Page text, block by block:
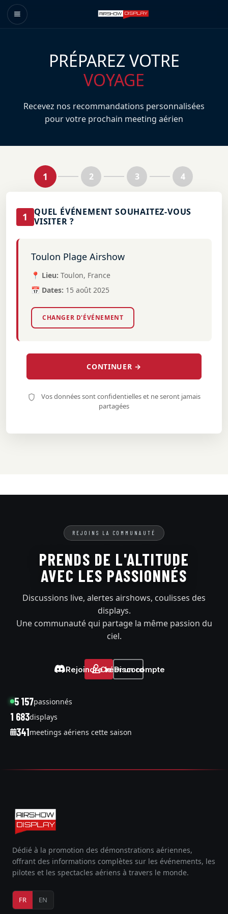
PRÉPAREZ VOTRE
VOYAGE
Recevez nos recommandations personnalisées
pour votre prochain meeting aérien
1 2 3 4
1
QUEL ÉVÉNEMENT SOUHAITEZ-VOUS
VISITER ?
Toulon Plage Airshow
📍 Lieu: Toulon, France
📅 Dates: 15 août 2025
CHANGER D'ÉVÉNEMENT
CONTINUER →
Vos données sont confidentielles et ne seront jamais
partagées
REJOINS LA COMMUNAUTÉ
PRENDS DE L'ALTITUDE
AVEC LES PASSIONNÉS
Discussions live, alertes airshows, coulisses des
displays.
Une communauté qui partage la même passion du
ciel.
Rejoindre le Discord
Créer un compte
5 157passionnés
1 683displays
341meetings aériens cette saison
Dédié à la promotion des démonstrations aériennes,
offrant des informations complètes sur les événements, les
pilotes et les spectacles aériens à travers le monde.
FR EN